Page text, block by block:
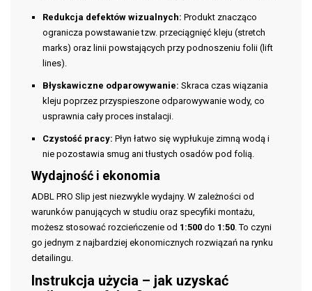
Redukcja defektów wizualnych: Produkt znacząco
ogranicza powstawanie tzw. przeciągnięć kleju (stretch
marks) oraz linii powstających przy podnoszeniu folii (lift
lines).
Błyskawiczne odparowywanie: Skraca czas wiązania
kleju poprzez przyspieszone odparowywanie wody, co
usprawnia cały proces instalacji.
Czystość pracy: Płyn łatwo się wypłukuje zimną wodą i
nie pozostawia smug ani tłustych osadów pod folią.
Wydajność i ekonomia
ADBL PRO Slip jest niezwykle wydajny. W zależności od
warunków panujących w studiu oraz specyfiki montażu,
możesz stosować rozcieńczenie od 1:500 do 1:50. To czyni
go jednym z najbardziej ekonomicznych rozwiązań na rynku
detailingu.
Instrukcja użycia – jak uzyskać